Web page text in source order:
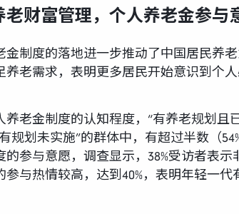
老财富管理，个人养老金参与
金制度的落地进一步推动了中国居民养
养老需求，表明更多居民开始意识到个人
养老金制度的认知程度，“有养老规划且
规划未实施”的群体中，有超过半数（
的参与意愿，调查显示，38%受访者表
参与热情较高，达到40%，表明年轻一